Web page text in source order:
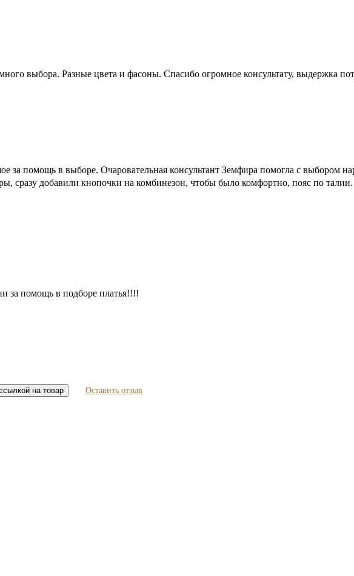
выбора. Разные цвета и фасоны. Спасибо огромное консультату, выдержка
помощь в выборе. Очаровательная консультант Земфира помогла с выбором
сразу добавили кнопочки на комбинезон, чтобы было комфортно, пояс по
за помощь в подборе платья!!!!
на товар Оставить отзыв